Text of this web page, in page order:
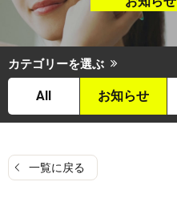
カテゴリーを選ぶ
All お知らせ
一覧に戻る